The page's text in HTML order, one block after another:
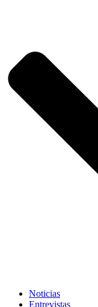
Noticias
Entrevistas